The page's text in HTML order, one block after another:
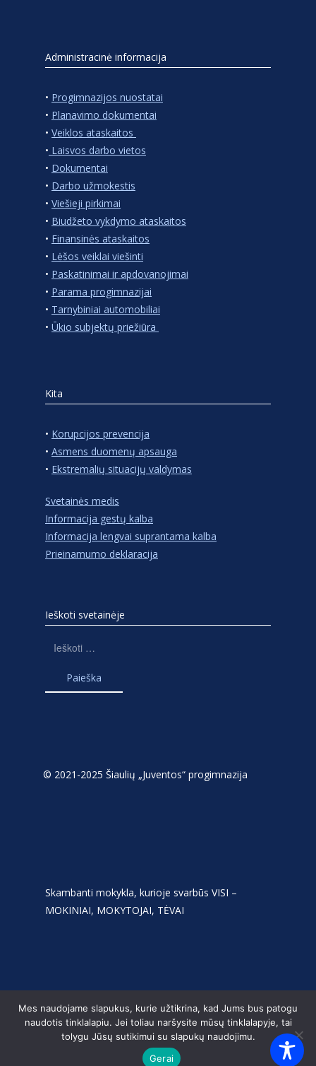
Administracinė informacija
• Progimnazijos nuostatai
• Planavimo dokumentai
• Veiklos ataskaitos
• Laisvos darbo vietos
• Dokumentai
• Darbo užmokestis
• Viešieji pirkimai
• Biudžeto vykdymo ataskaitos
• Finansinės ataskaitos
• Lėšos veiklai viešinti
• Paskatinimai ir apdovanojimai
• Parama progimnazijai
• Tarnybiniai automobiliai
• Ūkio subjektų priežiūra
Kita
• Korupcijos prevencija
• Asmens duomenų apsauga
• Ekstremalių situacijų valdymas
Svetainės medis
Informacija gestų kalba
Informacija lengvai suprantama kalba
Prieinamumo deklaracija
Ieškoti svetainėje
© 2021-2025 Šiaulių „Juventos“ progimnazija
Skambanti mokykla, kurioje svarbūs VISI –
MOKINIAI, MOKYTOJAI, TĖVAI
Mes naudojame slapukus, kurie užtikrina, kad Jums bus patogu
naudotis tinklalapiu. Jei toliau naršysite mūsų tinklalapyje, tai
tolygu Jūsų sutikimui su slapukų naudojimu.
Gerai